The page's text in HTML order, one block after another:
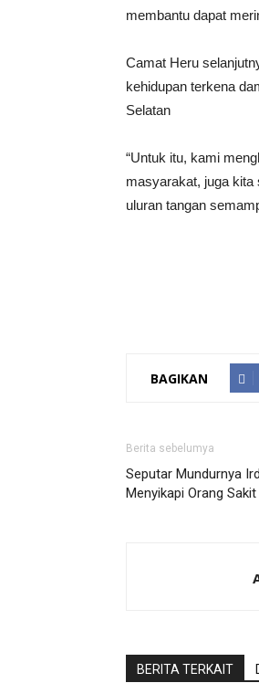
membantu dapat
Camat Heru
kehidupan terkena
Selatan
“Untuk itu, kami
masyarakat, juga kita
uluran tangan
BAGIKAN
Berita sebelumya
Seputar Mundurnya
Menyikapi Orang
BERITA TERKAIT